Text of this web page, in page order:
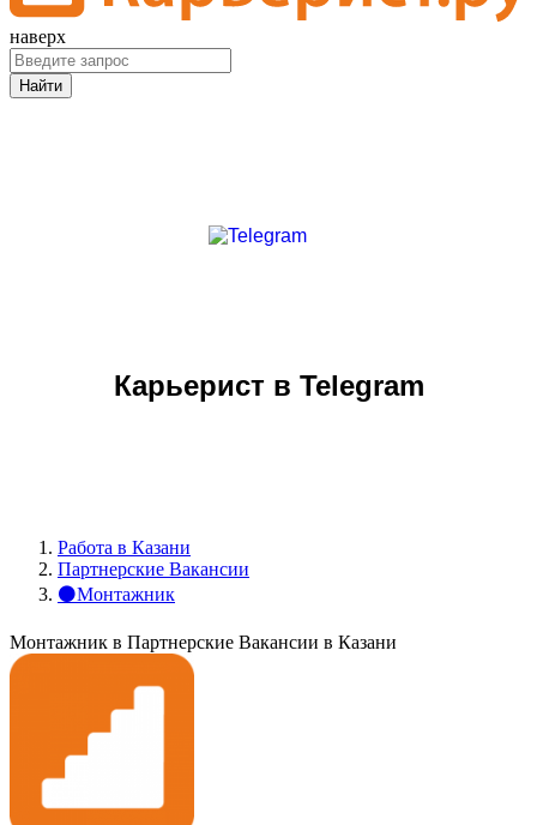
наверх
Найти
Карьерист в Telegram
Работа в Казани
Партнерские Вакансии
⚫Монтажник
Монтажник в Партнерские Вакансии в Казани